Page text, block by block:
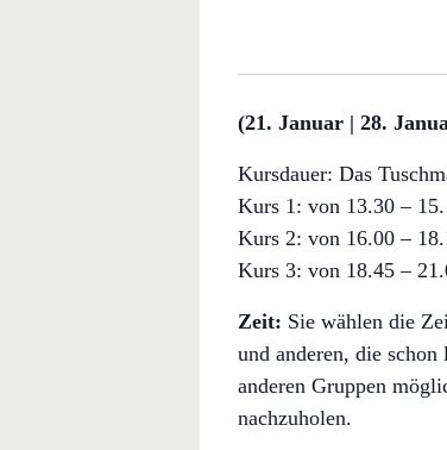
(21. Januar | 28.
Kursdauer: Das
Kurs 1: von 13.30 –
Kurs 2: von 16.00 –
Kurs 3: von 18.45 –
Zeit: Sie wählen die
und anderen, die
anderen Gruppen
nachzuholen.